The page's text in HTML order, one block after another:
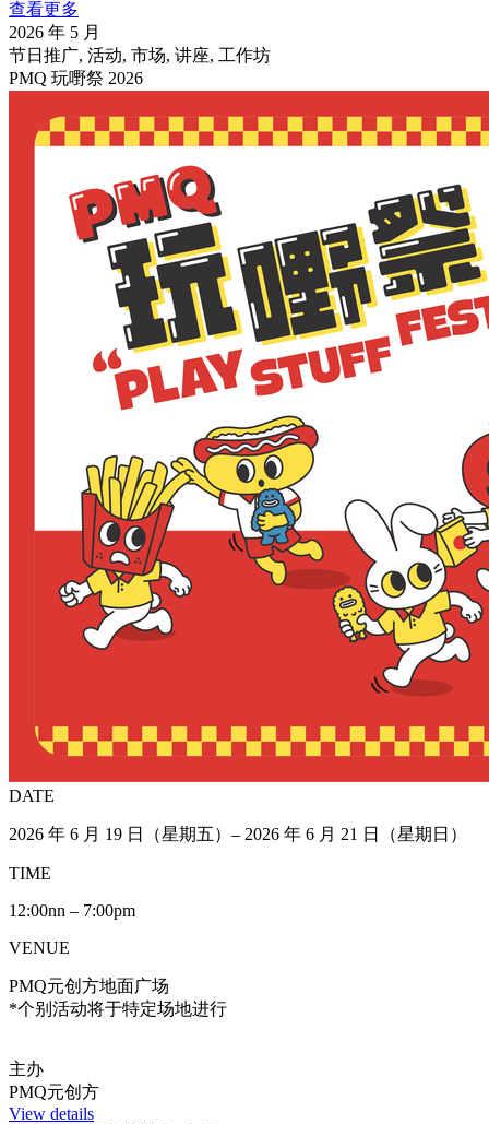
查看更多
2026 年 5 月
节日推广, 活动, 市场, 讲座, 工作坊
PMQ 玩嘢祭 2026
DATE
2026 年 6 月 19 日（星期五）– 2026 年 6 月 21 日（星期日）
TIME
12:00nn – 7:00pm
VENUE
PMQ元创方地面广场
*个别活动将于特定场地进行
主办
PMQ元创方
View details